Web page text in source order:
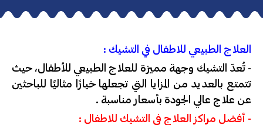
العلاج الطبيعي للاطفال في التشيك :
- تُعدّ التشيك وجهة مميزة للعلاج الطبيعي للأطفال، حيث
تتمتع بالعديد من المزايا التي تجعلها خيارًا مثاليًا للباحثين
عن علاج عالي الجودة بأسعار مناسبة .
- أفضل مراكز العلاج في التشيك للاطفال :